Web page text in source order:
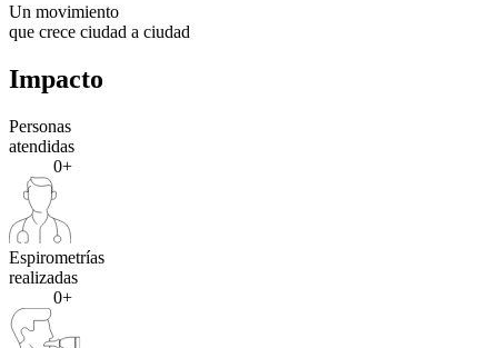
Un movimiento
que crece ciudad a ciudad
Impacto
Personas
atendidas
0+
Espirometrías
realizadas
0+